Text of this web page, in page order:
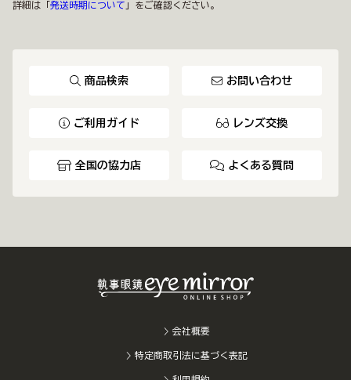
詳細は「 発送時期について 」をご確認ください。
商品検索 お問い合わせ
ご利用ガイド レンズ交換
全国の協力店 よくある質問
会社概要
特定商取引法に基づく表記